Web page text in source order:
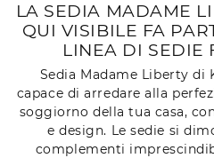
LA SEDIA MADAME
QUI VISIBILE FA
LINEA DI SEDIE
Sedia Madame Liberty di
capace di arredare alla
soggiorno della tua casa,
e design. Le sedie si
complementi